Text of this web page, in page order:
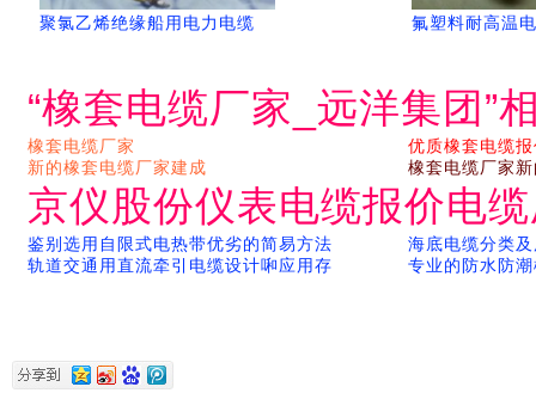
聚氯乙烯绝缘船用电力电缆 氟塑料耐高温
“橡套电缆厂家_远洋集团”
橡套电缆厂家
优质橡套电缆
新的橡套电缆厂家建成
橡套电缆厂家
京仪股份仪表电缆报价电
鉴别选用自限式电热带优劣的简易方法
海底电缆分类
轨道交通用直流牵引电缆设计啝应用存
专业的防水防